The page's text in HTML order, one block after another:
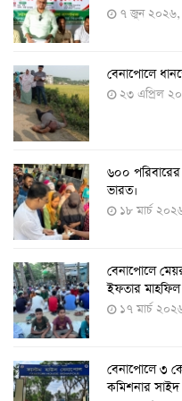
করোনায় ৩
৮ আগস্ট
দেশে তৈরি
৮ আগস্ট
দেশেই তৈরি
ঘণ্টা
৭ আগস্ট
১১ আগস্ট থেকে
দেওয়া
৭ জুন ২০২৬,
বেনাপোলে
২৩ এপ্রিল
৬০০ পরিবারের
ভারত।
১৮ মার্চ
বেনাপোলে
ইফতার মাহফিল
১৭ মার্চ
বেনাপোলে ৩
কমিশনার